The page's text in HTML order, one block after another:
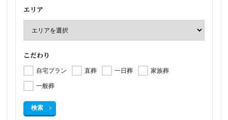
エリア
こだわり
自宅プラン 直葬 一日葬
家族葬
一般葬
検索